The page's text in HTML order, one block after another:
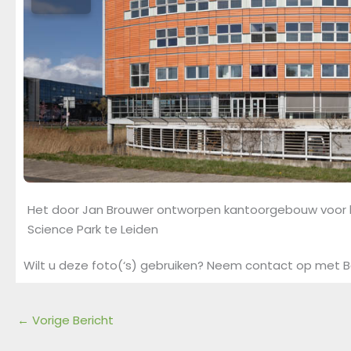
Het door Jan Brouwer ontworpen kantoorgebouw
Science Park te Leiden
Wilt u deze foto(‘s) gebruiken? Neem contact op met
← Vorige Bericht